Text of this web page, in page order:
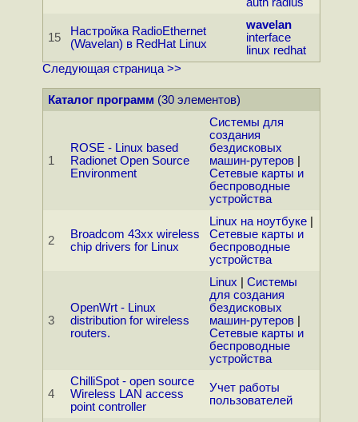
15
Настройка RadioEthernet
(Wavelan) в RedHat Linux
wavelan
interface
linux redhat
Следующая страница >>
Каталог программ (30 элементов)
1
ROSE - Linux based
Radionet Open Source
Environment
Системы для
создания
бездисковых
машин-рутеров|
Сетевые карты и
беспроводные
устройства
2
Broadcom 43xx wireless
chip drivers for Linux
Linux на ноутбуке|
Сетевые карты и
беспроводные
устройства
3
OpenWrt - Linux
distribution for wireless
routers.
Linux
Системы
для создания
бездисковых
машин-рутеров|
Сетевые карты и
беспроводные
устройства
4
ChilliSpot - open source
Wireless LAN access
point controller
Учет работы
пользователей